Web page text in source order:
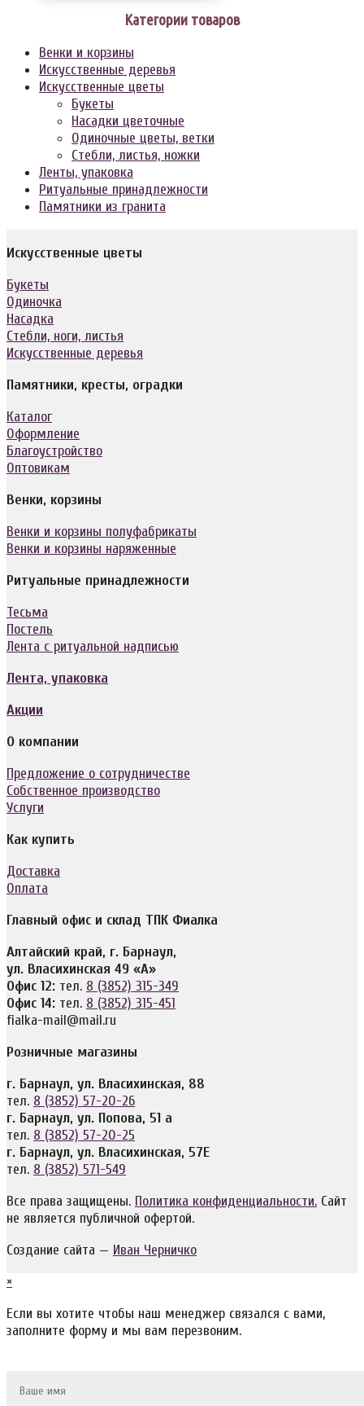
Категории товаров
Венки и корзины
Искусственные деревья
Искусственные цветы
Букеты
Насадки цветочные
Одиночные цветы, ветки
Стебли, листья, ножки
Ленты, упаковка
Ритуальные принадлежности
Памятники из гранита
Искусственные цветы
Букеты
Одиночка
Насадка
Стебли, ноги, листья
Искусственные деревья
Памятники, кресты, оградки
Каталог
Оформление
Благоустройство
Оптовикам
Венки, корзины
Венки и корзины полуфабрикаты
Венки и корзины наряженные
Ритуальные принадлежности
Тесьма
Постель
Лента с ритуальной надписью
Лента, упаковка
Акции
О компании
Предложение о сотрудничестве
Собственное производство
Услуги
Как купить
Доставка
Оплата
Главный офис и склад ТПК Фиалка
Алтайский край, г. Барнаул,
ул. Власихинская 49 «А»
Офис 12: тел. 8 (3852) 315-349
Офис 14: тел. 8 (3852) 315-451
fialka-mail@mail.ru
Розничные магазины
г. Барнаул, ул. Власихинская, 88
тел. 8 (3852) 57-20-26
г. Барнаул, ул. Попова, 51 а
тел. 8 (3852) 57-20-25
г. Барнаул, ул. Власихинская, 57Е
тел. 8 (3852) 571-549
Все права защищены. Политика конфиденциальности. Сайт
не является публичной офертой.
Создание сайта — Иван Черничко
×
Если вы хотите чтобы наш менеджер связался с вами,
заполните форму и мы вам перезвоним.